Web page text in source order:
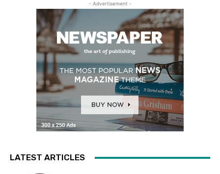
- Advertisement -
LATEST ARTICLES